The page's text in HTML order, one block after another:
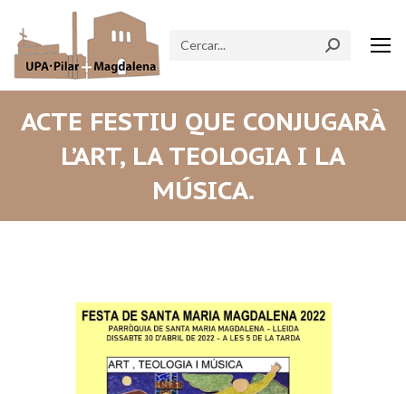
Search:
ACTE FESTIU QUE CONJUGARÀ
L’ART, LA TEOLOGIA I LA
MÚSICA.